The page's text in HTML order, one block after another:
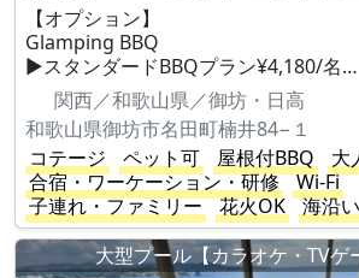
【オプション】
Glamping BBQ
▶︎スタンダードBBQプラン¥4,180/名…
関西／和歌山県／御坊・日高
和歌山県御坊市名田町楠井84−１
コテージ
ペット可 屋根付BBQ 大
合宿・ワーケーション・研修
Wi-Fi
子連れ・ファミリー
花火OK
海沿
大型プール【カラオケ・TVゲ